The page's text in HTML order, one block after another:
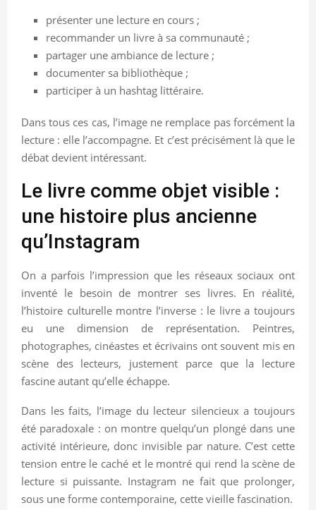
présenter une lecture en cours ;
recommander un livre à sa communauté ;
partager une ambiance de lecture ;
documenter sa bibliothèque ;
participer à un hashtag littéraire.
Dans tous ces cas, l’image ne remplace pas forcément la
lecture : elle l’accompagne. Et c’est précisément là que le
débat devient intéressant.
Le livre comme objet visible :
une histoire plus ancienne
qu’Instagram
On a parfois l’impression que les réseaux sociaux ont
inventé le besoin de montrer ses livres. En réalité,
l’histoire culturelle montre l’inverse : le livre a toujours
eu une dimension de représentation. Peintres,
photographes, cinéastes et écrivains ont souvent mis en
scène des lecteurs, justement parce que la lecture
fascine autant qu’elle échappe.
Dans les faits, l’image du lecteur silencieux a toujours
été paradoxale : on montre quelqu’un plongé dans une
activité intérieure, donc invisible par nature. C’est cette
tension entre le caché et le montré qui rend la scène de
lecture si puissante. Instagram ne fait que prolonger,
sous une forme contemporaine, cette vieille fascination.